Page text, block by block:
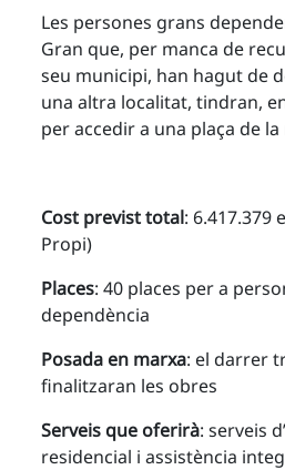
Les persones grans
Gran que, per manca de
seu municipi, han hagut de
una altra localitat, tindran,
per accedir a una plaça de
Cost previst total: 6.417.379
Propi)
Places: 40 places per a
dependència
Posada en marxa: el darrer
finalitzaran les obres
Serveis que oferirà: serveis
residencial i assistència